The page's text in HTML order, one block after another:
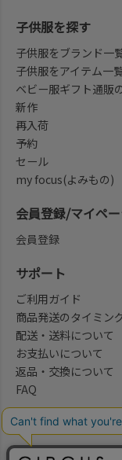
会社概要/お問合
子供服を探す
子供服をブランド一
子供服をアイテム一
ベビー服ギフト通販
新作
再入荷
予約
セール
my focus(よみもの)
会員登録/マイペ
会員登録
サポート
ご利用ガイド
商品発送のタイミン
配送・送料について
お支払いについて
返品・交換について
FAQ